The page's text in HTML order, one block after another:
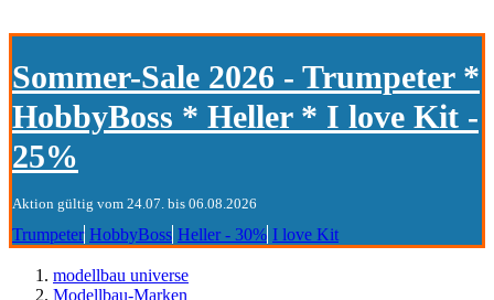
Sommer-Sale 2026 - Trumpeter *
HobbyBoss * Heller * I love Kit -
25%
Aktion gültig vom 24.07. bis 06.08.2026
Trumpeter HobbyBoss Heller - 30% I love Kit
modellbau universe
Modellbau-Marken